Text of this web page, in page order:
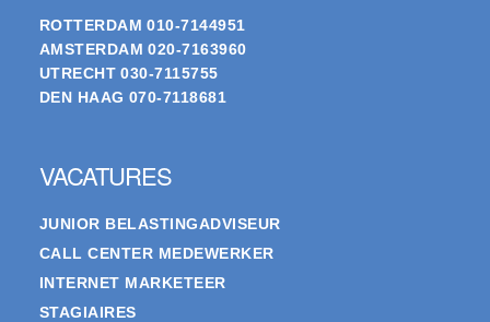
ROTTERDAM 010-7144951
AMSTERDAM 020-7163960
UTRECHT 030-7115755
DEN HAAG 070-7118681
VACATURES
JUNIOR BELASTINGADVISEUR
CALL CENTER MEDEWERKER
INTERNET MARKETEER
STAGIAIRES